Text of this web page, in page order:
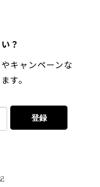
？
キャンペーンな
す。
登録